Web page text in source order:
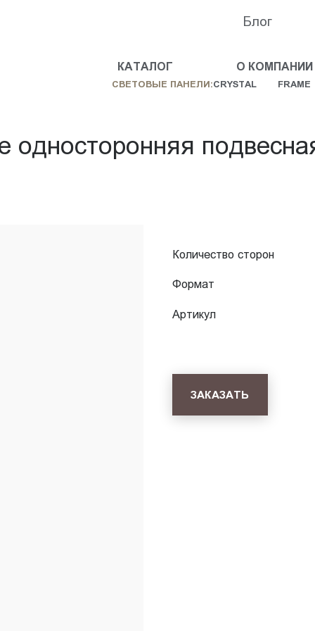
Блог
КАТАЛОГ О КОМПАНИИ
СВЕТОВЫЕ ПАНЕЛИ:CRYSTAL FRAME
односторонняя
Количество сторон
Формат
Артикул
ЗАКАЗАТЬ